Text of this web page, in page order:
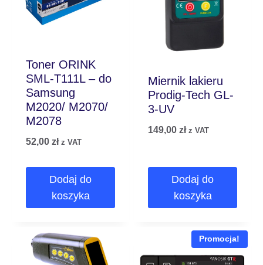
Toner ORINK
SML-T111L – do
Samsung
M2020/ M2070/
M2078
52,00 zł z VAT
Dodaj do
koszyka
Miernik lakieru
Prodig-Tech GL-
3-UV
149,00 zł z VAT
Dodaj do
koszyka
Promocja!